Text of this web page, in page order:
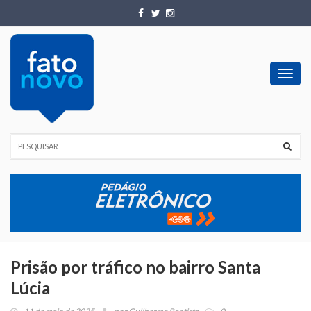
Prisão por tráfico no bairro Santa
Lúcia